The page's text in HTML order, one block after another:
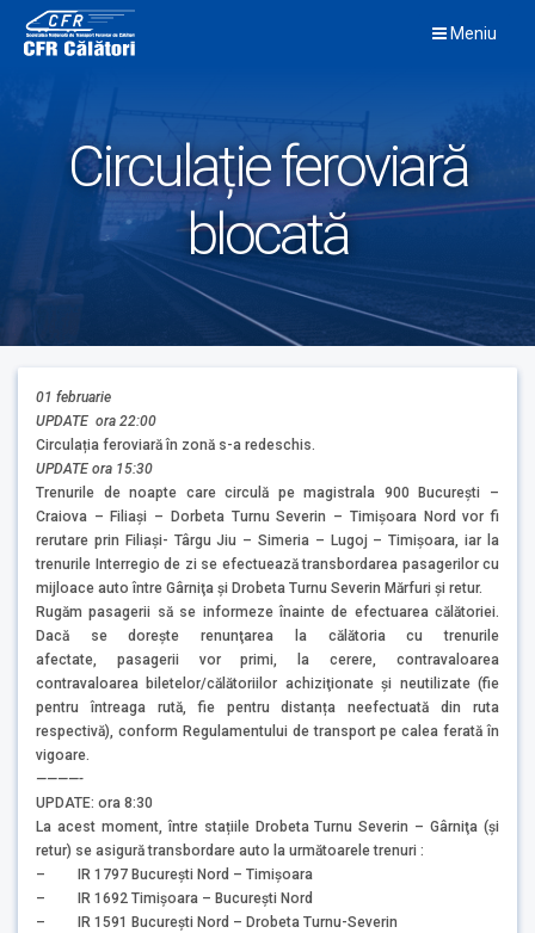
content
Meniu
Circulație feroviară
blocată
01 februarie
UPDATE ora 22:00
Circulația feroviară în zonă s-a redeschis.
UPDATE ora 15:30
Trenurile de noapte care circulă pe magistrala 900 Bucureşti –
Craiova – Filiaşi – Dorbeta Turnu Severin – Timişoara Nord vor fi
rerutare prin Filiaşi- Târgu Jiu – Simeria – Lugoj – Timişoara, iar la
trenurile Interregio de zi se efectuează transbordarea pasagerilor cu
mijloace auto între Gârniţa şi Drobeta Turnu Severin Mărfuri şi retur.
Rugăm pasagerii să se informeze înainte de efectuarea călătoriei.
Dacă se doreşte renunţarea la călătoria cu trenurile
afectate, pasagerii vor primi, la cerere, contravaloarea
contravaloarea biletelor/călătoriilor achiziţionate şi neutilizate (fie
pentru întreaga rută, fie pentru distanța neefectuată din ruta
respectivă), conform Regulamentului de transport pe calea ferată în
vigoare.
————-
UPDATE: ora 8:30
La acest moment, între stațiile Drobeta Turnu Severin – Gârniţa (și
retur) se asigură transbordare auto la următoarele trenuri :
– IR 1797 București Nord – Timișoara
– IR 1692 Timișoara – București Nord
– IR 1591 București Nord – Drobeta Turnu-Severin